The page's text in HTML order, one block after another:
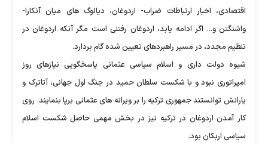
اقتصادی، اخبار ارتباطات ضراب- اردوغان، دیالوگ های میان آنکارا-
واشنگتن و... اگر ادامه یابد، اردوغان رفتنی است مگر آنکه اردوغان در
تنظیم مجدد، در مسیر راهبردهای تعیین شده گام بردارد.
شیوه دولت داری و اسلام سیاسی عثمانی پاسخگویی نیازهای روز
امپراتوری نبود و با شکست سلطان حمید در جنگ اول جهانی، آتاترک و
یارانش توانستند جمهوری ترکیه را بر ویرانه های عثمانی برپا بنمایند. روی
کار آمدن اردوغان در ترکیه نیز در بخش مهمی حاصل شکست اسلام
سیاسی اربکان بود.